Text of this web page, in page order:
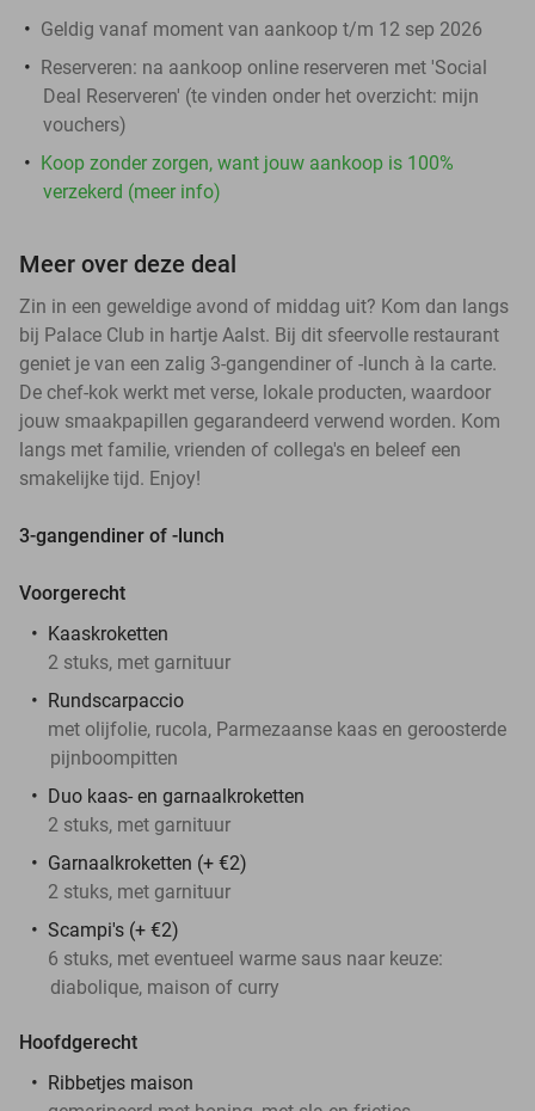
Geldig vanaf moment van aankoop t/m 12 sep 2026
Reserveren: na aankoop online reserveren met 'Social
Deal Reserveren' (te vinden onder het overzicht: mijn
vouchers)
Koop zonder zorgen, want jouw aankoop is 100%
verzekerd (meer info)
Meer over deze deal
Zin in een geweldige avond of middag uit? Kom dan langs
bij Palace Club in hartje Aalst. Bij dit sfeervolle restaurant
geniet je van een zalig 3-gangendiner of -lunch à la carte.
De chef-kok werkt met verse, lokale producten, waardoor
jouw smaakpapillen gegarandeerd verwend worden. Kom
langs met familie, vrienden of collega's en beleef een
smakelijke tijd. Enjoy!
3-gangendiner of -lunch
Voorgerecht
Kaaskroketten
2 stuks, met garnituur
Rundscarpaccio
met olijfolie, rucola, Parmezaanse kaas en geroosterde
pijnboompitten
Duo kaas- en garnaalkroketten
2 stuks, met garnituur
Garnaalkroketten (+ €2)
2 stuks, met garnituur
Scampi's (+ €2)
6 stuks, met eventueel warme saus naar keuze:
diabolique, maison of curry
Hoofdgerecht
Ribbetjes maison